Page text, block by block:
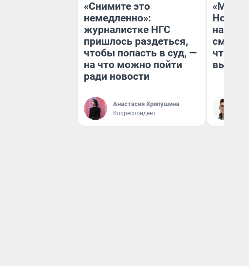
«Снимите это
немедленно»:
журналистке НГС
пришлось раздеться,
чтобы попасть в суд, —
на что можно пойти
ради новости
Анастасия Хрипушина
Корреспондент
«Мы
чтобы